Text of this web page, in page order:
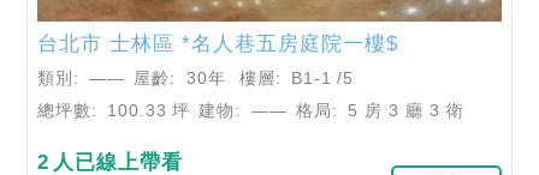
台北市 士林區 *名人巷五房庭院一樓$
類別: —— 屋齡: 30年 樓層: B1-1 /5
總坪數:
100.33 坪 建物: —— 格局: 5 房 3 廳 3 衛
2 人已線上帶看